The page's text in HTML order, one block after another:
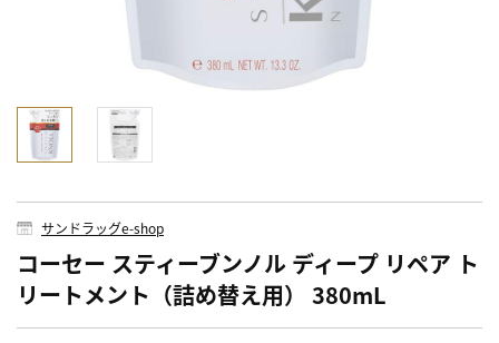
サンドラッグe-shop
コーセー スティーブンノル ディープ リペア ト
リートメント（詰め替え用） 380mL